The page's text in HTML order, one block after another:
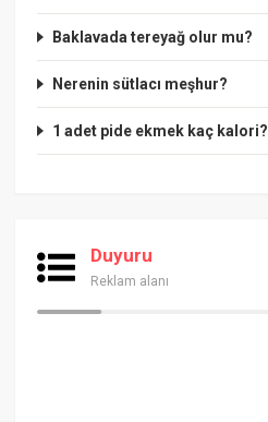
Baklavada tereyağ olur mu?
Nerenin sütlacı meşhur?
1 adet pide ekmek kaç kalori?
Duyuru
Reklam alanı